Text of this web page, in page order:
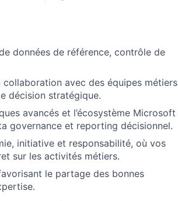
données de référence, contrôle de
avec des équipes métiers
décision stratégique.
avancés et l’écosystème Microsoft
governance et reporting décisionnel.
initiative et responsabilité, où vos
sur les activités métiers.
le partage des bonnes